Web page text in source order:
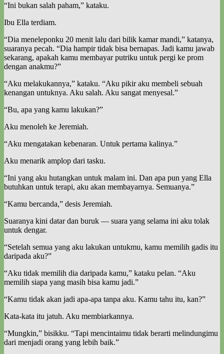
“Ini bukan salah paham,” kataku.
Ibu Ella terdiam.
“Dia meneleponku 20 menit lalu dari bilik kamar mandi,” katanya,
suaranya pecah. “Dia hampir tidak bisa bernapas. Jadi kamu jawab
sekarang, apakah kamu membayar putriku untuk pergi ke prom
dengan anakmu?”
“Aku melakukannya,” kataku. “Aku pikir aku membeli sebuah
kenangan untuknya. Aku salah. Aku sangat menyesal.”
“Bu, apa yang kamu lakukan?”
Aku menoleh ke Jeremiah.
“Aku mengatakan kebenaran. Untuk pertama kalinya.”
Aku menarik amplop dari tasku.
“Ini yang aku hutangkan untuk malam ini. Dan apa pun yang Ella
butuhkan untuk terapi, aku akan membayarnya. Semuanya.”
“Kamu bercanda,” desis Jeremiah.
Suaranya kini datar dan buruk — suara yang selama ini aku tolak
untuk dengar.
“Setelah semua yang aku lakukan untukmu, kamu memilih gadis itu
daripada aku?”
“Aku tidak memilih dia daripada kamu,” kataku pelan. “Aku
memilih siapa yang masih bisa kamu jadi.”
“Kamu tidak akan jadi apa-apa tanpa aku. Kamu tahu itu, kan?”
Kata-kata itu jatuh. Aku membiarkannya.
“Mungkin,” bisikku. “Tapi mencintaimu tidak berarti melindungimu
dari menjadi orang yang lebih baik.”